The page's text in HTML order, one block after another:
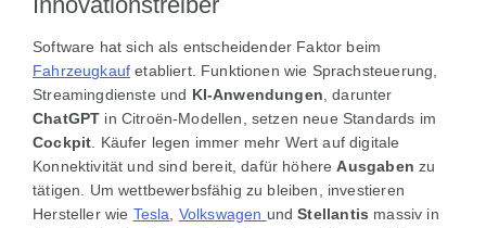
Software hat sich als entscheidender Faktor beim
Fahrzeugkauf etabliert. Funktionen wie Sprachsteuerung,
Streamingdienste und KI-Anwendungen , darunter
ChatGPT in Citroën-Modellen, setzen neue Standards im
Cockpit . Käufer legen immer mehr Wert auf digitale
Konnektivität und sind bereit, dafür höhereAusgaben zu
tätigen. Um wettbewerbsfähig zu bleiben, investieren
Hersteller wie Tesla Volkswagen undStellantis massiv in